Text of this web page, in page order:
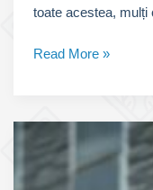
toate acestea,
Top
categoria
Read More »